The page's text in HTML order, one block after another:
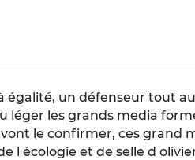
égalité, un défenseur tout
léger les grands media
le confirmer, ces grand
l écologie et de selle d